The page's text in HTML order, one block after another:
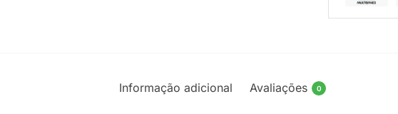
Informação adicional Avaliações 0